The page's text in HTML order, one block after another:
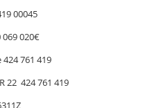
00045
020€
761 419
22 424 761 419